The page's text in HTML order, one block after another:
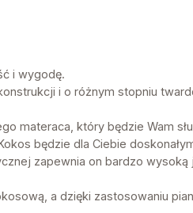
i wygodę.
i o różnym stopniu
materaca, który będzie Wam
będzie dla Ciebie
zapewnia on bardzo wysoką
a dzięki zastosowaniu